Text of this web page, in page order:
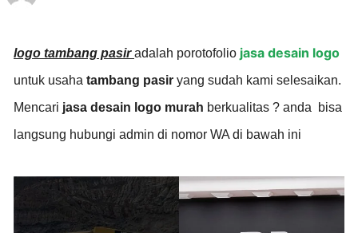
logo tambang pasiradalah porotofolio jasa desain logo
untuk usaha tambang pasir yang sudah kami selesaikan.
Mencari jasa desain logo murah berkualitas ? anda bisa
langsung hubungi admin di nomor WA di bawah ini